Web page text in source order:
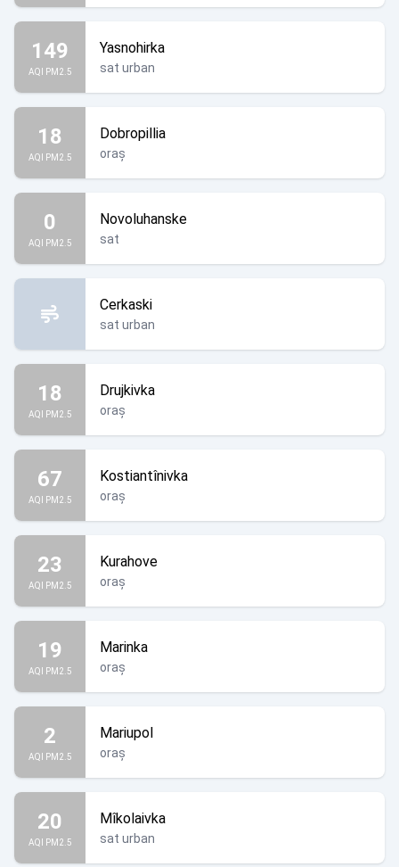
149
AQI PM2.5
Yasnohirka
sat urban
18
AQI PM2.5
Dobropillia
oraș
0
AQI PM2.5
Novoluhanske
sat
Cerkaski
sat urban
18
AQI PM2.5
Drujkivka
oraș
67
AQI PM2.5
Kostiantînivka
oraș
23
AQI PM2.5
Kurahove
oraș
19
AQI PM2.5
Marinka
oraș
2
AQI PM2.5
Mariupol
oraș
20
AQI PM2.5
Mîkolaivka
sat urban